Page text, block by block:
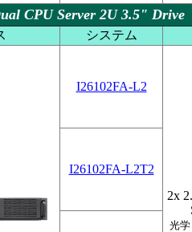
CPU Server 2U 3.5" Drive
システム
I26102FA-L2
2x
光
I26102FA-L2T2